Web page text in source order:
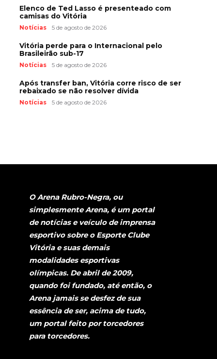
Elenco de Ted Lasso é presenteado com
camisas do Vitória
Notícias 5 de agosto de 2026
Vitória perde para o Internacional pelo
Brasileirão sub-17
Notícias 5 de agosto de 2026
Após transfer ban, Vitória corre risco de ser
rebaixado se não resolver dívida
Notícias 5 de agosto de 2026
O Arena Rubro-Negra, ou
simplesmente Arena, é um portal
de notícias e veículo de imprensa
esportivo sobre o Esporte Clube
Vitória e suas demais
modalidades esportivas
olímpicas. De abril de 2009,
quando foi fundado, até então, o
Arena jamais se desfez de sua
essência de ser, acima de tudo,
um portal feito por torcedores
para torcedores.